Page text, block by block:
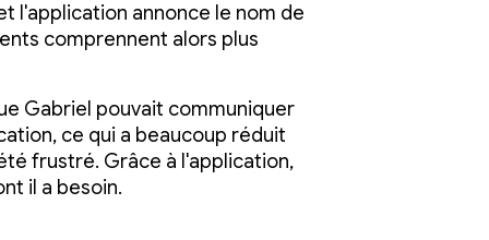
l'application annonce le nom de
comprennent alors plus
Gabriel pouvait communiquer
ce qui a beaucoup réduit
frustré. Grâce à l'application,
il a besoin.